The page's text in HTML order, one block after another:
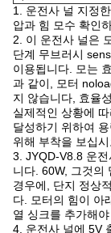
1. 운전사 널 지정
압과 힘 모수 확인
2. 이 운전사 널은
단계 무브러시
이용됩니다. 모는
과 같이, 모터
지 않습니다, 효율
실제적인 상황에
달성하기 위하여
위해 부착을 보십
3. JYQD-V8.8 운
니다. 60W, 그것의
경우에, 단지 정상
다. 모터의 힘이 아
열 싱크를 추가해야
4. 운전사 널에 5V